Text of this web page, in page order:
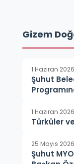
Gizem
1 Haziran 2026
Şuhut
1 Haziran 2026
Türküler
25 Mayıs 2026
Şuhut